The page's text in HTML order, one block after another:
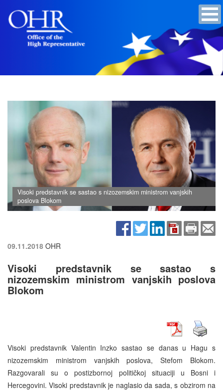
Visoki predstavnik se sastao s nizozemskim ministrom vanjskih
poslova Blokom
09.11.2018 OHR
Visoki predstavnik se sastao s
nizozemskim ministrom vanjskih poslova
Blokom
Visoki predstavnik Valentin Inzko sastao se danas u Hagu s
nizozemskim ministrom vanjskih poslova, Stefom Blokom.
Razgovarali su o postizbornoj političkoj situaciji u Bosni i
Hercegovini. Visoki predstavnik je naglasio da sada, s obzirom na